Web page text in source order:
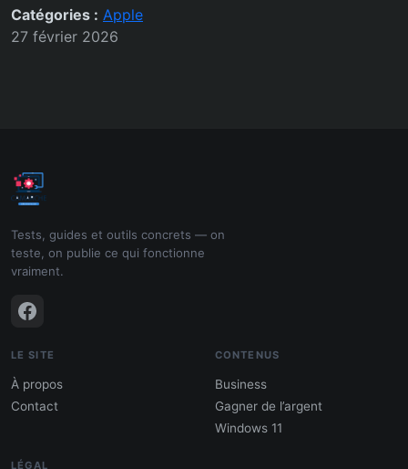
Catégories : Apple
27 février 2026
Tests, guides et outils concrets — on
teste, on publie ce qui fonctionne
vraiment.
LE SITE
À propos
Contact
CONTENUS
Business
Gagner de l’argent
Windows 11
LÉGAL